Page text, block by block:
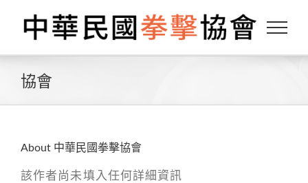
content
協會
About 中華民國拳擊協會
該作者尚未填入任何詳細資訊